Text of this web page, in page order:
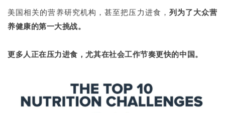
美国相关的营养研究机构，甚至把压力进食， 列为了大众营
养健康的第一大挑战。
更多人正在压力进食，尤其在社会工作节奏更快的中国。